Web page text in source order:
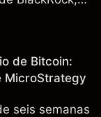
sobre las
futuros.
de Bitcoin:
MicroStrategy
seis semanas